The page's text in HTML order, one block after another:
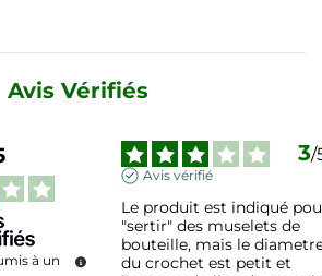
Avis Vérifiés
à un
3/
Avis vérifié
Le produit est indiqué
"sertir" des muselets de
bouteille, mais le
du crochet est petit et